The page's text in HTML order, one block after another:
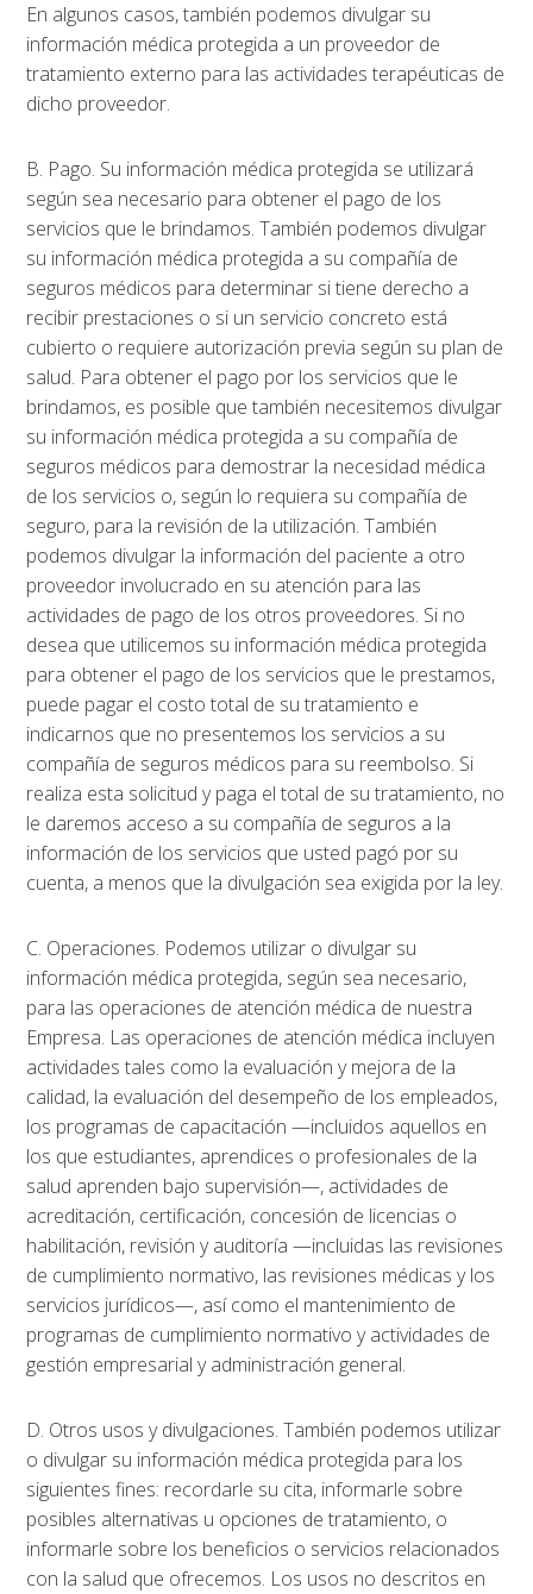
En algunos casos, también podemos divulgar su
información médica protegida a un proveedor de
tratamiento externo para las actividades terapéuticas de
dicho proveedor.
B. Pago. Su información médica protegida se utilizará
según sea necesario para obtener el pago de los
servicios que le brindamos. También podemos divulgar
su información médica protegida a su compañía de
seguros médicos para determinar si tiene derecho a
recibir prestaciones o si un servicio concreto está
cubierto o requiere autorización previa según su plan de
salud. Para obtener el pago por los servicios que le
brindamos, es posible que también necesitemos divulgar
su información médica protegida a su compañía de
seguros médicos para demostrar la necesidad médica
de los servicios o, según lo requiera su compañía de
seguro, para la revisión de la utilización. También
podemos divulgar la información del paciente a otro
proveedor involucrado en su atención para las
actividades de pago de los otros proveedores. Si no
desea que utilicemos su información médica protegida
para obtener el pago de los servicios que le prestamos,
puede pagar el costo total de su tratamiento e
indicarnos que no presentemos los servicios a su
compañía de seguros médicos para su reembolso. Si
realiza esta solicitud y paga el total de su tratamiento, no
le daremos acceso a su compañía de seguros a la
información de los servicios que usted pagó por su
cuenta, a menos que la divulgación sea exigida por la ley.
C. Operaciones. Podemos utilizar o divulgar su
información médica protegida, según sea necesario,
para las operaciones de atención médica de nuestra
Empresa. Las operaciones de atención médica incluyen
actividades tales como la evaluación y mejora de la
calidad, la evaluación del desempeño de los empleados,
los programas de capacitación —incluidos aquellos en
los que estudiantes, aprendices o profesionales de la
salud aprenden bajo supervisión—, actividades de
acreditación, certificación, concesión de licencias o
habilitación, revisión y auditoría —incluidas las revisiones
de cumplimiento normativo, las revisiones médicas y los
servicios jurídicos—, así como el mantenimiento de
programas de cumplimiento normativo y actividades de
gestión empresarial y administración general.
D. Otros usos y divulgaciones. También podemos utilizar
o divulgar su información médica protegida para los
siguientes fines: recordarle su cita, informarle sobre
posibles alternativas u opciones de tratamiento, o
informarle sobre los beneficios o servicios relacionados
con la salud que ofrecemos. Los usos no descritos en